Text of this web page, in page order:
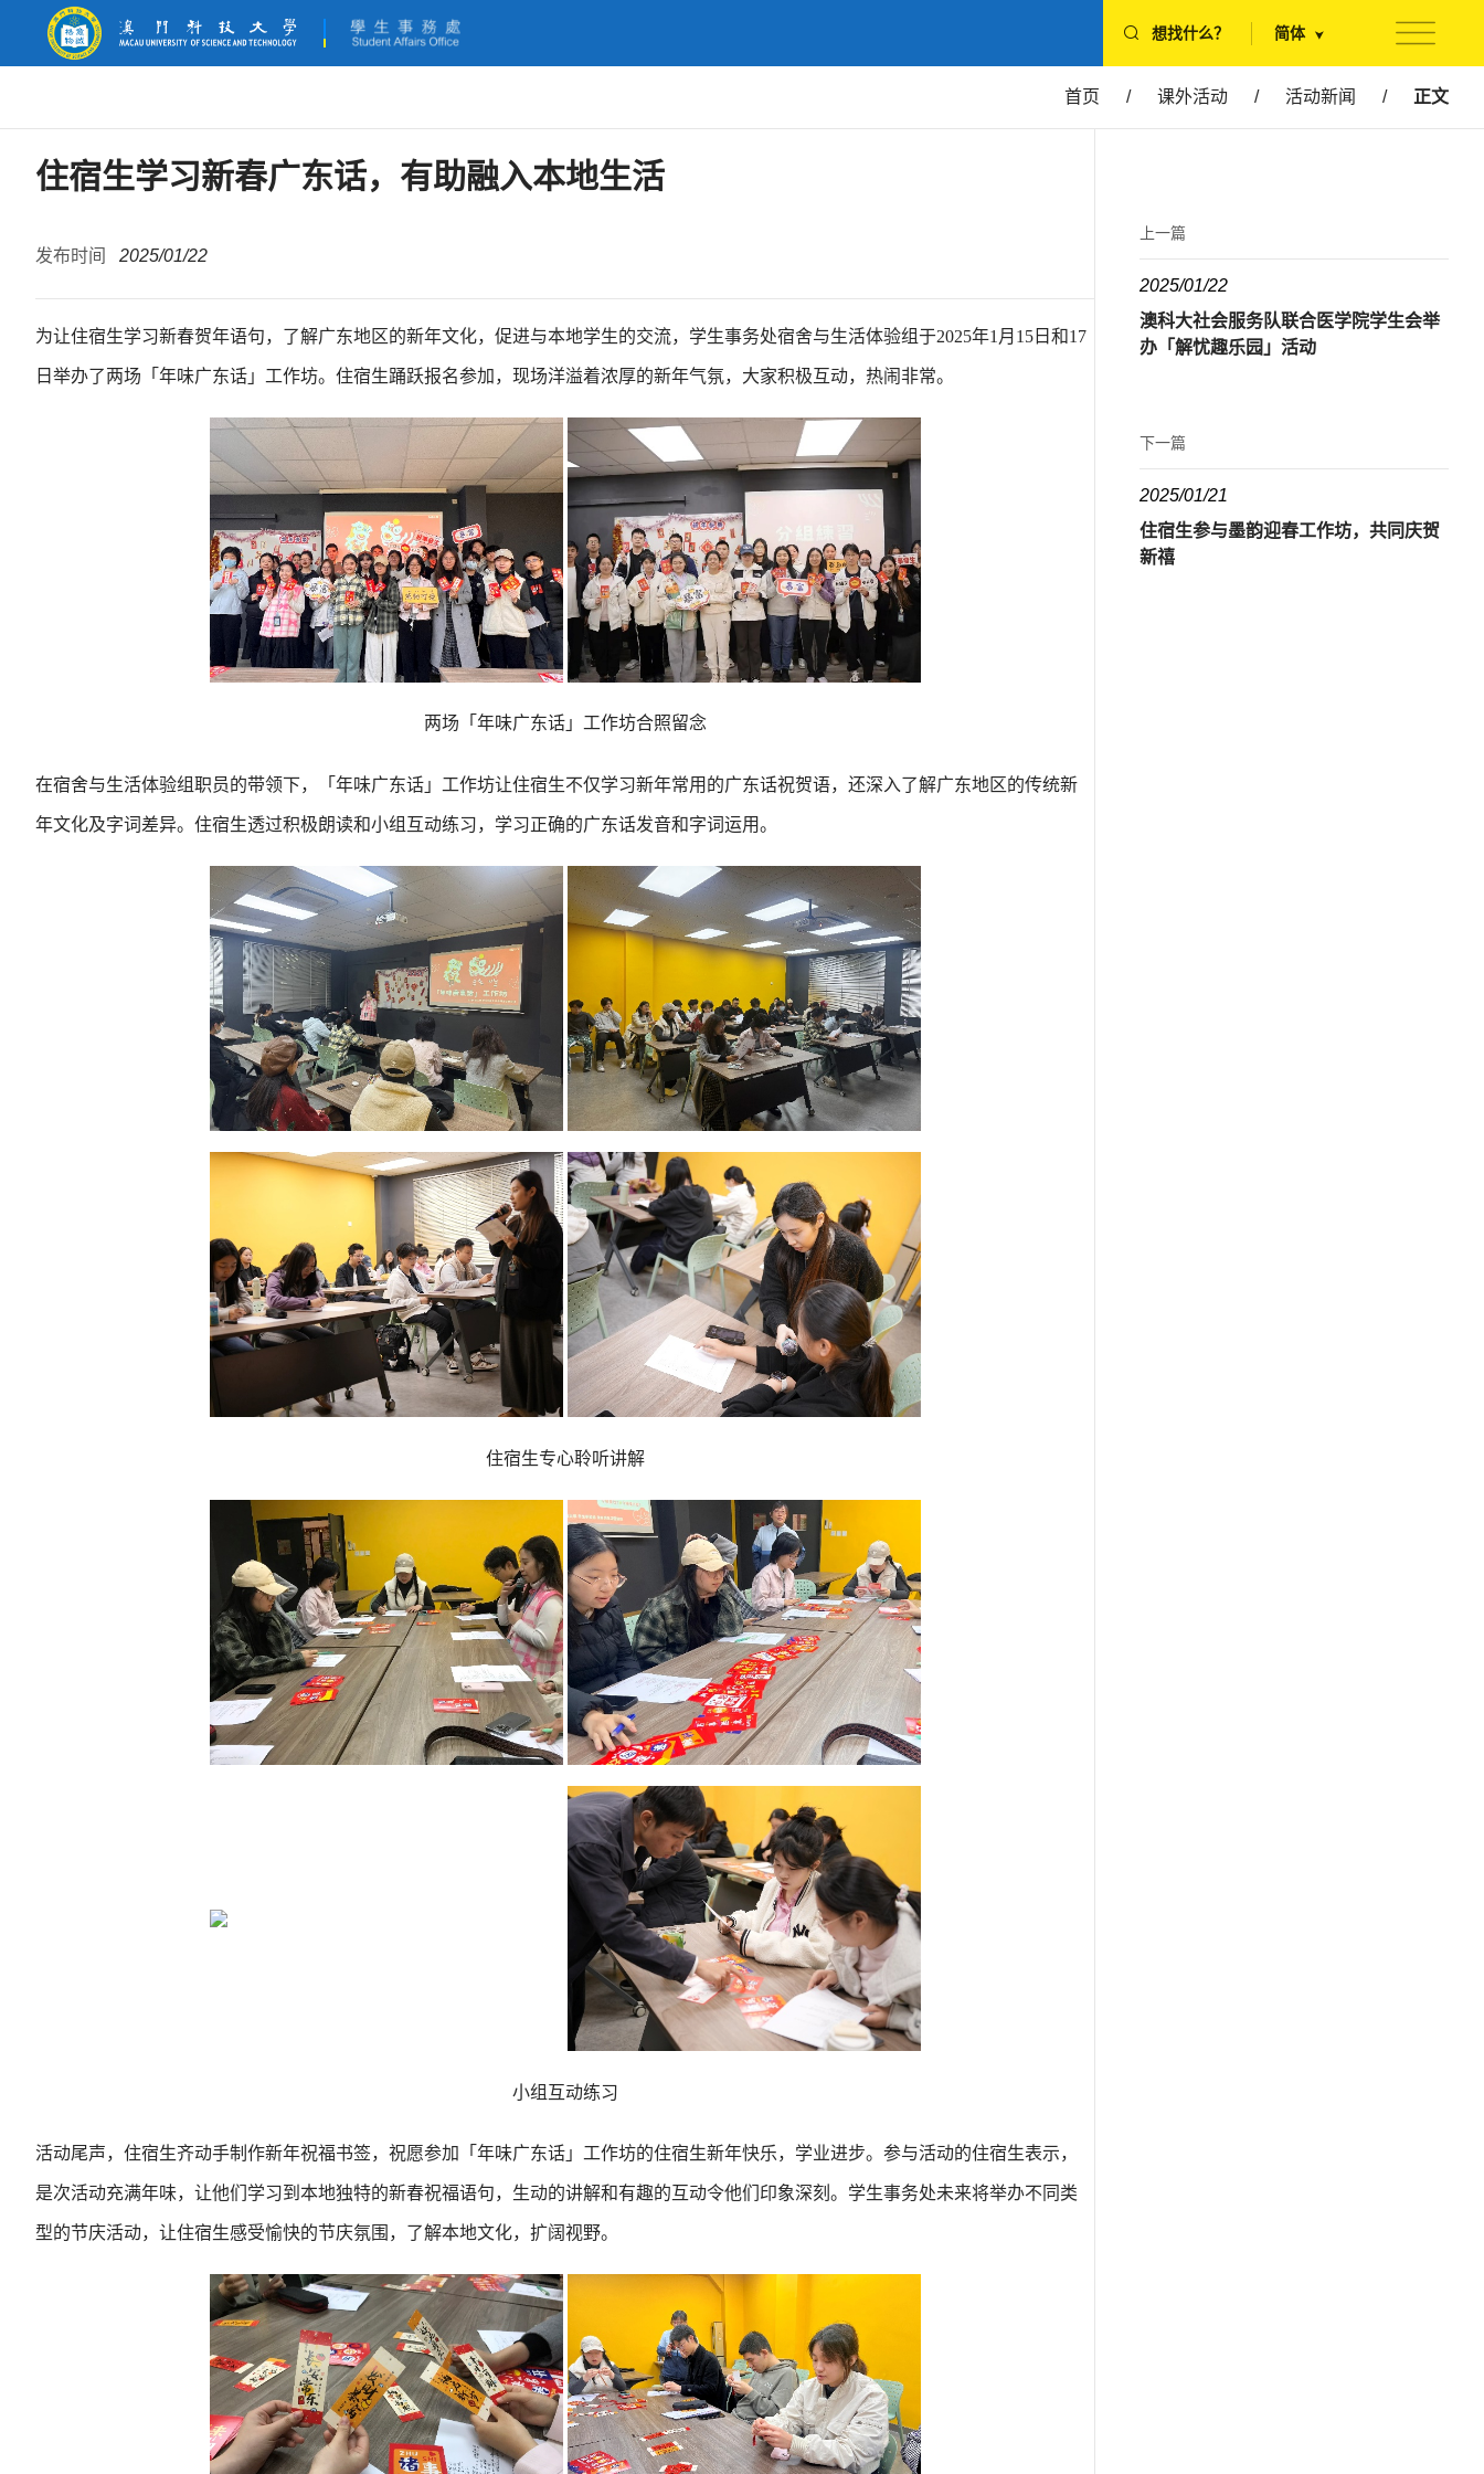
想找什么？ 简体
首页 / 课外活动 / 活动新闻 / 正文
住宿生学习新春广东话，有助融入本地生活
发布时间 2025/01/22
为让住宿生学习新春贺年语句，了解广东地区的新年文化，促进与本地学生的交流，学生事务处宿舍与生活体验组于2025年1月15日和17
日举办了两场「年味广东话」工作坊。住宿生踊跃报名参加，现场洋溢着浓厚的新年气氛，大家积极互动，热闹非常。
两场「年味广东话」工作坊合照留念
在宿舍与生活体验组职员的带领下，「年味广东话」工作坊让住宿生不仅学习新年常用的广东话祝贺语，还深入了解广东地区的传统新
年文化及字词差异。住宿生透过积极朗读和小组互动练习，学习正确的广东话发音和字词运用。
住宿生专心聆听讲解
小组互动练习
活动尾声，住宿生齐动手制作新年祝福书签，祝愿参加「年味广东话」工作坊的住宿生新年快乐，学业进步。参与活动的住宿生表示，
是次活动充满年味，让他们学习到本地独特的新春祝福语句，生动的讲解和有趣的互动令他们印象深刻。学生事务处未来将举办不同类
型的节庆活动，让住宿生感受愉快的节庆氛围，了解本地文化，扩阔视野。
上一篇
2025/01/22
澳科大社会服务队联合医学院学生会举
办「解忧趣乐园」活动
下一篇
2025/01/21
住宿生参与墨韵迎春工作坊，共同庆贺
新禧